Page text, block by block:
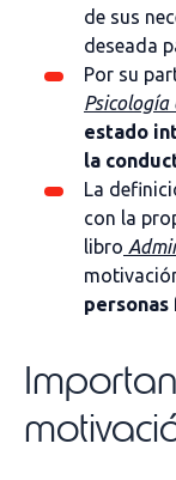
de sus
deseada
Por su
Psicología
estado
la
La
con la
libro
personas